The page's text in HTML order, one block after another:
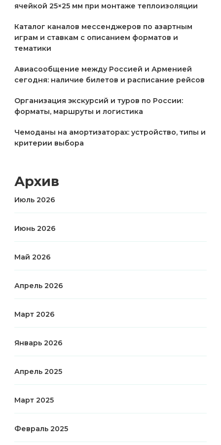
ячейкой 25×25 мм при монтаже теплоизоляции
Каталог каналов мессенджеров по азартным
играм и ставкам с описанием форматов и
тематики
Авиасообщение между Россией и Арменией
сегодня: наличие билетов и расписание рейсов
Организация экскурсий и туров по России:
форматы, маршруты и логистика
Чемоданы на амортизаторах: устройство, типы и
критерии выбора
Архив
Июль 2026
Июнь 2026
Май 2026
Апрель 2026
Март 2026
Январь 2026
Апрель 2025
Март 2025
Февраль 2025